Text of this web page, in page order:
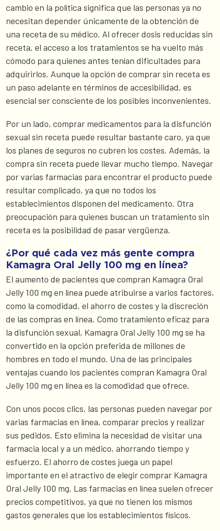
cambio en la política significa que las personas ya no
necesitan depender únicamente de la obtención de
una receta de su médico. Al ofrecer dosis reducidas sin
receta, el acceso a los tratamientos se ha vuelto más
cómodo para quienes antes tenían dificultades para
adquirirlos. Aunque la opción de comprar sin receta es
un paso adelante en términos de accesibilidad, es
esencial ser consciente de los posibles inconvenientes.
Por un lado, comprar medicamentos para la disfunción
sexual sin receta puede resultar bastante caro, ya que
los planes de seguros no cubren los costes. Además, la
compra sin receta puede llevar mucho tiempo. Navegar
por varias farmacias para encontrar el producto puede
resultar complicado, ya que no todos los
establecimientos disponen del medicamento. Otra
preocupación para quienes buscan un tratamiento sin
receta es la posibilidad de pasar vergüenza.
¿Por qué cada vez más gente compra
Kamagra Oral Jelly 100 mg en línea?
El aumento de pacientes que compran Kamagra Oral
Jelly 100 mg en línea puede atribuirse a varios factores,
como la comodidad, el ahorro de costes y la discreción
de las compras en línea. Como tratamiento eficaz para
la disfunción sexual, Kamagra Oral Jelly 100 mg se ha
convertido en la opción preferida de millones de
hombres en todo el mundo. Una de las principales
ventajas cuando los pacientes compran Kamagra Oral
Jelly 100 mg en línea es la comodidad que ofrece.
Con unos pocos clics, las personas pueden navegar por
varias farmacias en línea, comparar precios y realizar
sus pedidos. Esto elimina la necesidad de visitar una
farmacia local y a un médico, ahorrando tiempo y
esfuerzo. El ahorro de costes juega un papel
importante en el atractivo de elegir comprar Kamagra
Oral Jelly 100 mg. Las farmacias en línea suelen ofrecer
precios competitivos, ya que no tienen los mismos
gastos generales que los establecimientos físicos.